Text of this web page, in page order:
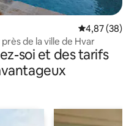
Évaluation
4,87 (38)
de la ville de Hvar
soi et des tarifs